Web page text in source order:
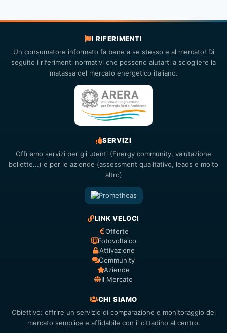
I RIFERIMENTI
Un consumatore informato fa bene a se stesso e al mercato! Di
seguito i riferimenti normativi che possono aiutarti a sciogliere la
matassa del mercato energetico italiano.
SERVIZI
Offriamo servizi per gli utenti (Energy community, valutazione
bollette...) e per le aziende (assessment qualitativo, leads e molto
altro)
LINK VELOCI
Offerte
Fotovoltaico
Attivazione
Community
Aziende
Il Mercato
CHI SIAMO
Obiettivo: offrire un servizio di comparazione e monitoraggio del
mercato semplice e affidabile con il cittadino al centro.